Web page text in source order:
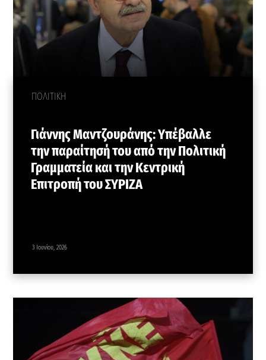
ΠΟΛΙΤΙΚΗ
Γιάννης Μαντζουράνης: Υπέβαλλε
την παραίτησή του από την Πολιτική
Γραμματεία και την Κεντρική
Επιτροπή του ΣΥΡΙΖΑ
3 Ιουνίου, 2026